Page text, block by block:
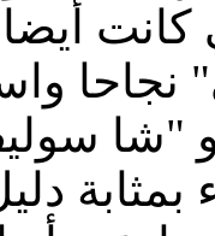
نجاحا
جاء بمثابة